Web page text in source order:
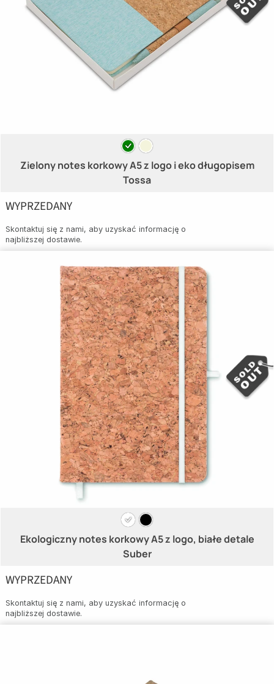
Zielony notes korkowy A5 z logo i eko długopisem
Tossa
WYPRZEDANY
Skontaktuj się z nami, aby uzyskać informację o
najbliższej dostawie.
Ekologiczny notes korkowy A5 z logo, białe detale
Suber
WYPRZEDANY
Skontaktuj się z nami, aby uzyskać informację o
najbliższej dostawie.